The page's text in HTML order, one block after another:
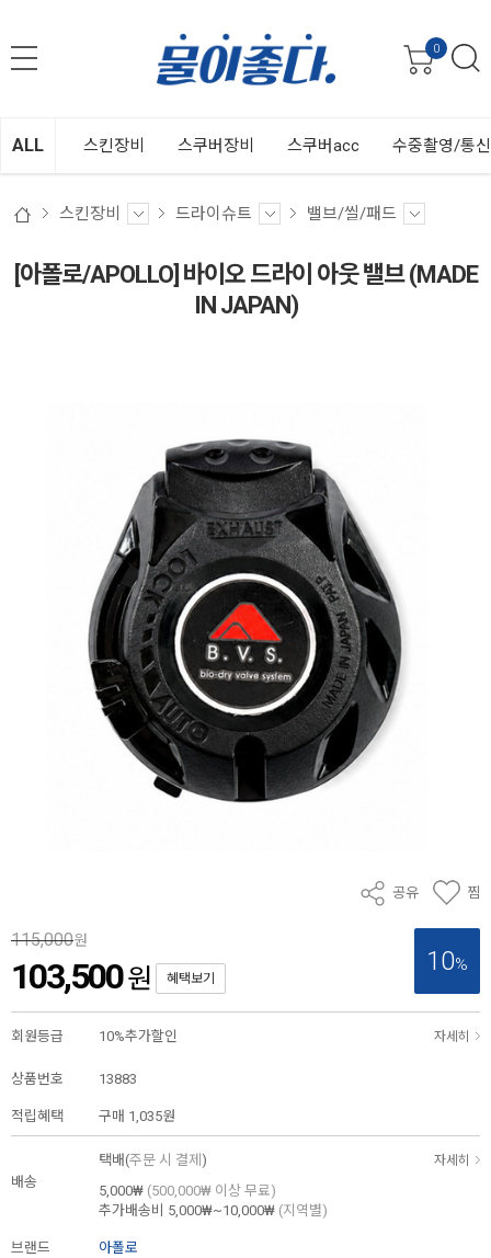
0
ALL 스킨장비 스쿠버장비 스쿠버acc 수중촬영/통
스킨장비 드라이슈트 밸브/씰/패드
[아폴로/APOLLO] 바이오 드라이 아웃 밸브 (MADE
IN JAPAN)
공유 찜
10%
115,000원
103,500원 혜택보기
회원등급 10%추가할인 자세히
상품번호 13883
적립혜택 구매 1,035원
배송
택배(주문 시 결제 ) 자세히
5,000₩ (500,000₩ 이상 무료)
추가배송비
5,000₩~10,000₩ (지역별)
브랜드 아폴로